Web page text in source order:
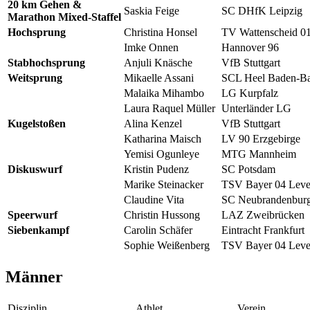
20 km Gehen &
Marathon Mixed-Staffel
Saskia Feige
SC DHfK Leipzig
Hochsprung
Christina Honsel
TV Wattenscheid 01
Imke Onnen
Hannover 96
Stabhochsprung
Anjuli Knäsche
VfB Stuttgart
Weitsprung
Mikaelle Assani
SCL Heel Baden-
Malaika Mihambo
LG Kurpfalz
Laura Raquel Müller Unterländer LG
Kugelstoßen
Alina Kenzel
VfB Stuttgart
Katharina Maisch
LV 90 Erzgebirge
Yemisi Ogunleye
MTG Mannheim
Diskuswurf
Kristin Pudenz
SC Potsdam
Marike Steinacker
TSV Bayer 04
Claudine Vita
SC
Speerwurf
Christin Hussong
LAZ Zweibrücken
Siebenkampf
Carolin Schäfer
Eintracht Frankfurt
Sophie Weißenberg
TSV Bayer 04
Männer